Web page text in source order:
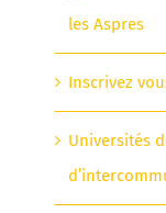
les Aspres
Inscrivez
Universités